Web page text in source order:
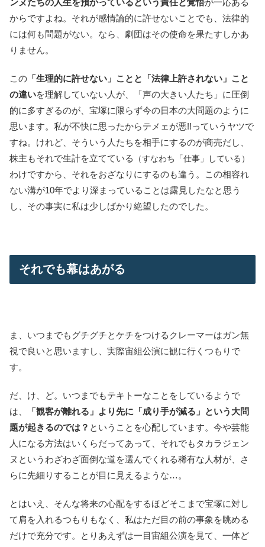
ンヌたちの人生を預かっているという責任と覚悟が一応ある
からですよね。それが感情論的に許せないことでも、法律的
には何も問題がない。なら、劇団はその使命を果たすしかあ
りません。
この 「生理的に許せない」ことと「法律上許されない」こと
の違いを理解していない人が、「声の大きい人たち」に圧倒
的に多すぎるのが、宝塚に限らず今の日本の大問題のように
思います。私が不快に思ったからテメェが悪!!っていうヤツで
すね。けれど、そういう人たちを相手にするのが商売だし、
株主もそれで生計を立てている
（すなわち「仕事」している）
わけですから、それをおざなりにするのも違う。この相容れ
ない溝が10年でより深まっていることは露見したなと思う
し、その事実に私は少しばかり絶望したのでした。
それでも幕はあがる
ま、いつまでもグチグチとケチをつけるクレーマーはガン無
視で良いと思いますし、実際宙組公演に観に行くつもりで
す。
だ、け、ど。いつまでもテキトーなことをしているようで
は、
「観客が離れる」より先に「成り手が減る」という大問
題が起きるのでは？ ということを心配しています。今や芸能
人になる方法はいくらだってあって、それでもタカラジェン
ヌというわざわざ面倒な道を選んでくれる稀有な人材が、さ
らに先細りすることが目に見えるような…。
とはいえ、そんな将来の心配をするほどそこまで宝塚に対し
て肩を入れるつもりもなく、私はただ目の前の事象を眺める
だけで充分です。とりあえずは一目宙組公演を見て、一体ど